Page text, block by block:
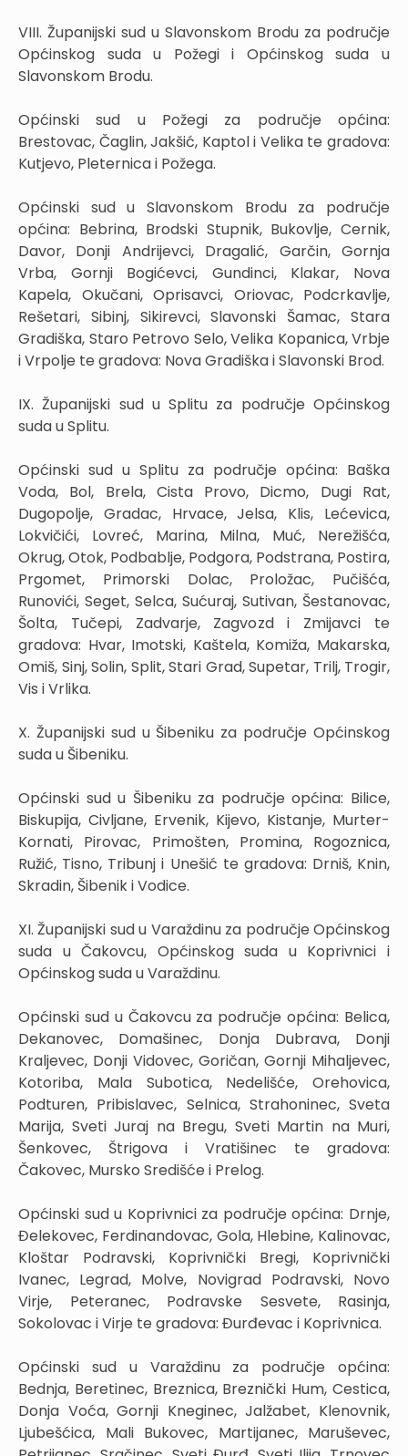
VIII. Županijski sud u Slavonskom Brodu za područje
Općinskog suda u Požegi i Općinskog suda u
Slavonskom Brodu.
Općinski sud u Požegi za područje općina:
Brestovac, Čaglin, Jakšić, Kaptol i Velika te gradova:
Kutjevo, Pleternica i Požega.
Općinski sud u Slavonskom Brodu za područje
općina: Bebrina, Brodski Stupnik, Bukovlje, Cernik,
Davor, Donji Andrijevci, Dragalić, Garčin, Gornja
Vrba, Gornji Bogićevci, Gundinci, Klakar, Nova
Kapela, Okučani, Oprisavci, Oriovac, Podcrkavlje,
Rešetari, Sibinj, Sikirevci, Slavonski Šamac, Stara
Gradiška, Staro Petrovo Selo, Velika Kopanica, Vrbje
i Vrpolje te gradova: Nova Gradiška i Slavonski Brod.
IX. Županijski sud u Splitu za područje Općinskog
suda u Splitu.
Općinski sud u Splitu za područje općina: Baška
Voda, Bol, Brela, Cista Provo, Dicmo, Dugi Rat,
Dugopolje, Gradac, Hrvace, Jelsa, Klis, Lećevica,
Lokvičići, Lovreć, Marina, Milna, Muć, Nerežišća,
Okrug, Otok, Podbablje, Podgora, Podstrana, Postira,
Prgomet, Primorski Dolac, Proložac, Pučišća,
Runovići, Seget, Selca, Sućuraj, Sutivan, Šestanovac,
Šolta, Tučepi, Zadvarje, Zagvozd i Zmijavci te
gradova: Hvar, Imotski, Kaštela, Komiža, Makarska,
Omiš, Sinj, Solin, Split, Stari Grad, Supetar, Trilj, Trogir,
Vis i Vrlika.
X. Županijski sud u Šibeniku za područje Općinskog
suda u Šibeniku.
Općinski sud u Šibeniku za područje općina: Bilice,
Biskupija, Civljane, Ervenik, Kijevo, Kistanje, Murter-
Kornati, Pirovac, Primošten, Promina, Rogoznica,
Ružić, Tisno, Tribunj i Unešić te gradova: Drniš, Knin,
Skradin, Šibenik i Vodice.
XI. Županijski sud u Varaždinu za područje Općinskog
suda u Čakovcu, Općinskog suda u Koprivnici i
Općinskog suda u Varaždinu.
Općinski sud u Čakovcu za područje općina: Belica,
Dekanovec, Domašinec, Donja Dubrava, Donji
Kraljevec, Donji Vidovec, Goričan, Gornji Mihaljevec,
Kotoriba, Mala Subotica, Nedelišće, Orehovica,
Podturen, Pribislavec, Selnica, Strahoninec, Sveta
Marija, Sveti Juraj na Bregu, Sveti Martin na Muri,
Šenkovec, Štrigova i Vratišinec te gradova:
Čakovec, Mursko Središće i Prelog.
Općinski sud u Koprivnici za područje općina: Drnje,
Đelekovec, Ferdinandovac, Gola, Hlebine, Kalinovac,
Kloštar Podravski, Koprivnički Bregi, Koprivnički
Ivanec, Legrad, Molve, Novigrad Podravski, Novo
Virje, Peteranec, Podravske Sesvete, Rasinja,
Sokolovac i Virje te gradova: Đurđevac i Koprivnica.
Općinski sud u Varaždinu za područje općina:
Bednja, Beretinec, Breznica, Breznički Hum, Cestica,
Donja Voća, Gornji Kneginec, Jalžabet, Klenovnik,
Ljubešćica, Mali Bukovec, Martijanec, Maruševec,